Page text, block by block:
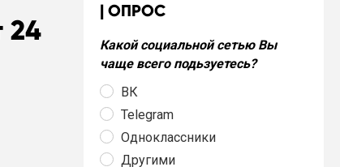
24
ОПРОС
Какой социальной сетью Вы
чаще всего подьзуетесь?
ВК
Telegram
Одноклассники
Другими